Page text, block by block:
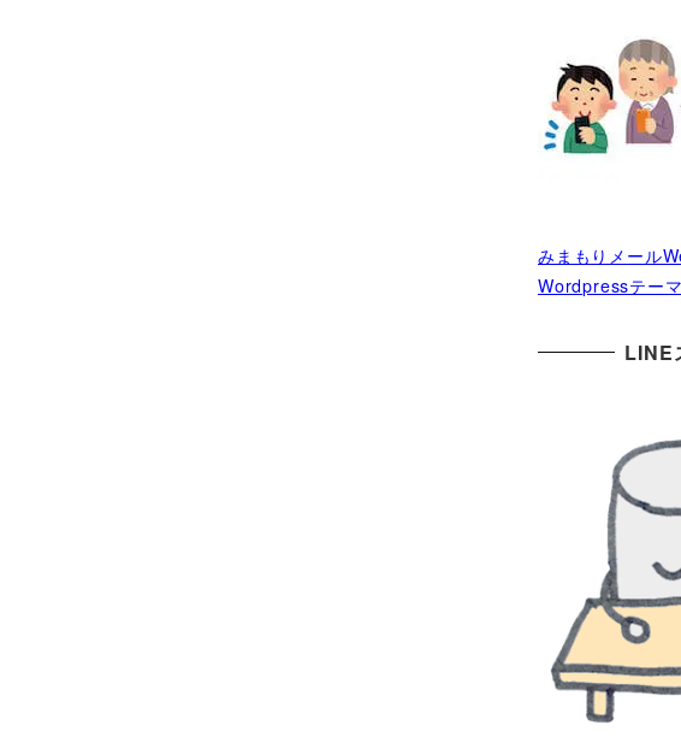
みまもりメール
Wordpressテー
LINE